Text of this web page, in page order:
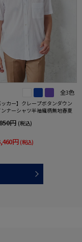
全3色
ッカー】クレープボタンダウン
ナーシャツ半袖織柄無地春夏
円 (税込)
円 (税込)